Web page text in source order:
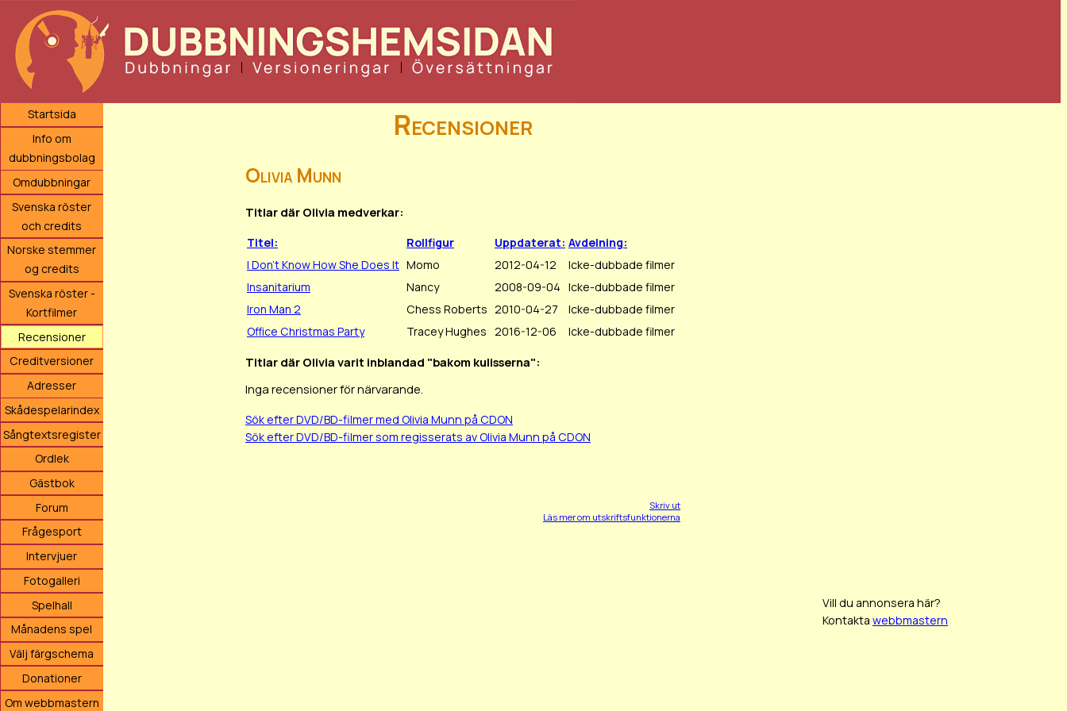
Startsida
Info om
dubbningsbolag
Omdubbningar
Svenska röster
och credits
Norske stemmer
og credits
Svenska röster -
Kortfilmer
Recensioner
Creditversioner
Adresser
Skådespelarindex
Sångtextsregister
Ordlek
Gästbok
Forum
Frågesport
Intervjuer
Fotogalleri
Spelhall
Månadens spel
Välj färgschema
Donationer
Om webbmastern
Recensioner
Olivia Munn
Titlar där Olivia medverkar:
Titel: Rollfigur Uppdaterat: Avdelning:
I Don't Know How She Does It Momo 2012-04-12
Icke-dubbade filmer
Insanitarium
Nancy 2008-09-04 Icke-dubbade filmer
Iron Man 2
Chess Roberts 2010-04-27
Icke-dubbade filmer
Office Christmas Party
Tracey Hughes 2016-12-06 Icke-dubbade filmer
Titlar där Olivia varit inblandad "bakom kulisserna":
Inga recensioner för närvarande.
Sök efter DVD/BD-filmer med Olivia Munn på CDON
Sök efter DVD/BD-filmer som regisserats av Olivia Munn på CDON
Skriv ut
Läs mer om utskriftsfunktionerna
Vill du annonsera här?
Kontakta webbmastern